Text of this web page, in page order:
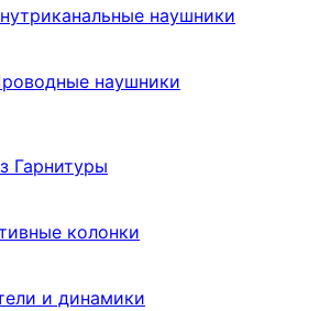
наушники
наушники
Гарнитуры
колонки
и динамики